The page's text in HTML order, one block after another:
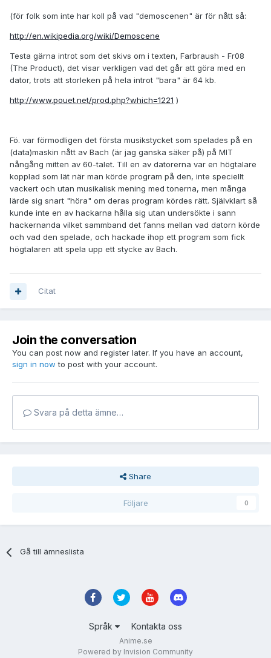
(för folk som inte har koll på vad "demoscenen" är för nått så:
http://en.wikipedia.org/wiki/Demoscene
Testa gärna introt som det skivs om i texten, Farbraush - Fr08
(The Product), det visar verkligen vad det går att göra med en
dator, trots att storleken på hela introt "bara" är 64 kb.
http://www.pouet.net/prod.php?which=1221 )
Fö. var förmodligen det första musikstycket som spelades på en
(data)maskin nått av Bach (är jag ganska säker på) på MIT
nångång mitten av 60-talet. Till en av datorerna var en högtalare
kopplad som lät när man körde program på den, inte speciellt
vackert och utan musikalisk mening med tonerna, men många
lärde sig snart "höra" om deras program kördes rätt. Självklart så
kunde inte en av hackarna hålla sig utan undersökte i sann
hackernanda vilket sammband det fanns mellan vad datorn körde
och vad den spelade, och hackade ihop ett program som fick
högtalaren att spela upp ett stycke av Bach.
Citat
Join the conversation
You can post now and register later. If you have an account,
sign in now to post with your account.
Svara på detta ämne…
Share
Följare 0
Gå till ämneslista
Språk Kontakta oss
Anime.se
Powered by Invision Community